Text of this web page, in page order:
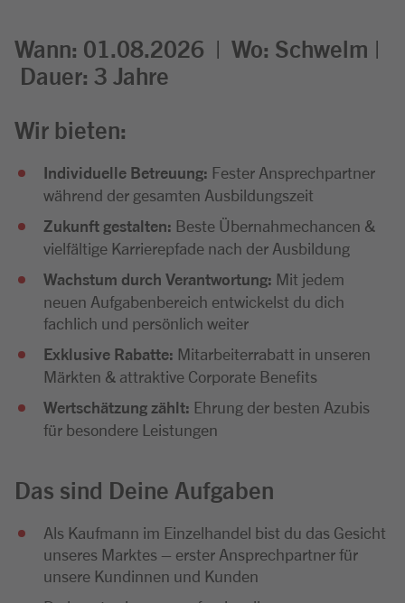
Wann: 01.08.2026 | Wo: Schwelm |
Dauer: 3 Jahre
Wir bieten:
Individuelle Betreuung: Fester Ansprechpartner
während der gesamten Ausbildungszeit
Zukunft gestalten: Beste Übernahmechancen &
vielfältige Karrierepfade nach der Ausbildung
Wachstum durch Verantwortung: Mit jedem
neuen Aufgabenbereich entwickelst du dich
fachlich und persönlich weiter
Exklusive Rabatte: Mitarbeiterrabatt in unseren
Märkten & attraktive Corporate Benefits
Wertschätzung zählt: Ehrung der besten Azubis
für besondere Leistungen
Das sind Deine Aufgaben
Als Kaufmann im Einzelhandel bist du das Gesicht
unseres Marktes – erster Ansprechpartner für
unsere Kundinnen und Kunden